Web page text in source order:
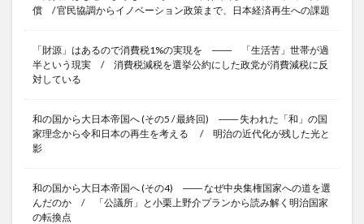
償 / 官民協調からイノベーション政策まで、日本経済再生への課題
「財源」はあるので消費税1%の実現を ―― 「生活苦」世帯が過
半という現実 / 消費税減税を選挙公約にした政党が消費減税に反
対している
和の国から大日本帝国へ (その5 / 最終回) ―― 失われた「和」の国
家理念から令和日本の再生を考える / 明治の近代化が残した光と
影
和の国から大日本帝国へ (その4) ―― なぜ中央集権国家への道を選
んだのか / 「公議所」と小栗上野介プランから読み解く明治国家
の転換点